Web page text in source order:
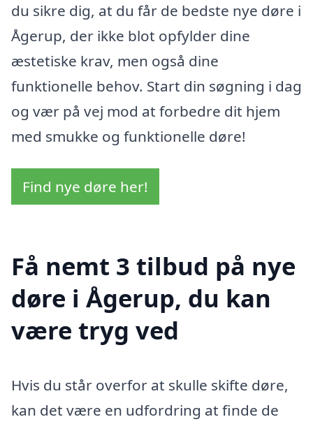
du sikre dig, at du får de bedste nye døre i
Ågerup, der ikke blot opfylder dine
æstetiske krav, men også dine
funktionelle behov. Start din søgning i dag
og vær på vej mod at forbedre dit hjem
med smukke og funktionelle døre!
Find nye døre her!
Få nemt 3 tilbud på nye
døre i Ågerup, du kan
være tryg ved
Hvis du står overfor at skulle skifte døre,
kan det være en udfordring at finde de